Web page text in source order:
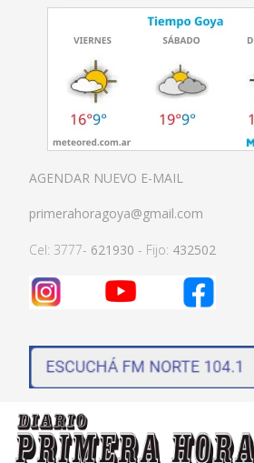
AGENDAR NUEVO E-MAIL
primerahoragoya@gmail.com
Cel: 3777- 621930 - Fijo: 432502